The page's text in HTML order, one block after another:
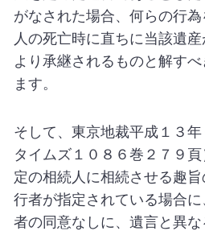
がなされた場合、何らの行
人の死亡時に直ちに当該遺
より承継されるものと解す
ます。
そして、東京地裁平成１３
タイムズ１０８６巻２７９
定の相続人に相続させる趣
行者が指定されている場合
者の同意なしに、遺言と異